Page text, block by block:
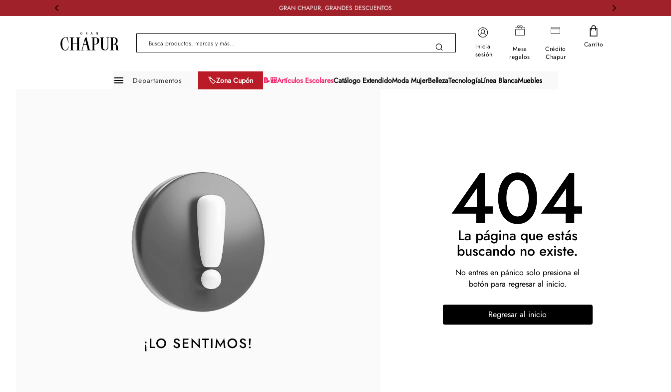
GRAN CHAPUR, GRANDES DESCUENTOS
Busca productos, marcas y más...
Inicia
sesión
Mesa
regalos
Crédito
Chapur
Carrito
Departamentos 🏷️Zona Cupón 📝🎒Artículos EscolaresCatálogo ExtendidoModa MujerBellezaTecnologíaLínea BlancaMuebles
404
La página que estás
buscando no existe.
No entres en pánico solo presiona el
botón para regresar al inicio.
Regresar al inicio